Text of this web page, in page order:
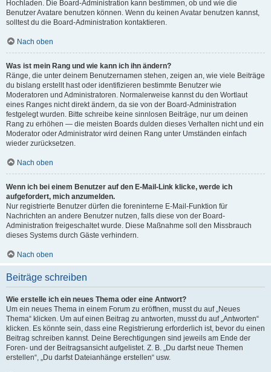
Hochladen. Die Board-Administration kann bestimmen, ob und wie die
Benutzer Avatare benutzen können. Wenn du keinen Avatar benutzen kannst,
solltest du die Board-Administration kontaktieren.
Nach oben
Was ist mein Rang und wie kann ich ihn ändern?
Ränge, die unter deinem Benutzernamen stehen, zeigen an, wie viele Beiträge
du bislang erstellt hast oder identifizieren bestimmte Benutzer wie
Moderatoren und Administratoren. Normalerweise kannst du den Wortlaut
eines Ranges nicht direkt ändern, da sie von der Board-Administration
festgelegt wurden. Bitte schreibe keine sinnlosen Beiträge, nur um deinen
Rang zu erhöhen — die meisten Boards dulden dieses Verhalten nicht und ein
Moderator oder Administrator wird deinen Rang unter Umständen einfach
wieder zurücksetzen.
Nach oben
Wenn ich bei einem Benutzer auf den E-Mail-Link klicke, werde ich
aufgefordert, mich anzumelden.
Nur registrierte Benutzer dürfen die foreninterne E-Mail-Funktion für
Nachrichten an andere Benutzer nutzen, falls diese von der Board-
Administration freigeschaltet wurde. Diese Maßnahme soll den Missbrauch
dieses Systems durch Gäste verhindern.
Nach oben
Beiträge schreiben
Wie erstelle ich ein neues Thema oder eine Antwort?
Um ein neues Thema in einem Forum zu eröffnen, musst du auf „Neues
Thema“ klicken. Um auf einen Beitrag zu antworten, musst du auf „Antworten“
klicken. Es könnte sein, dass eine Registrierung erforderlich ist, bevor du einen
Beitrag schreiben kannst. Deine Berechtigungen sind jeweils am Ende der
Foren- und der Beitragsansicht aufgelistet. Z. B. „Du darfst neue Themen
erstellen“, „Du darfst Dateianhänge erstellen“ usw.